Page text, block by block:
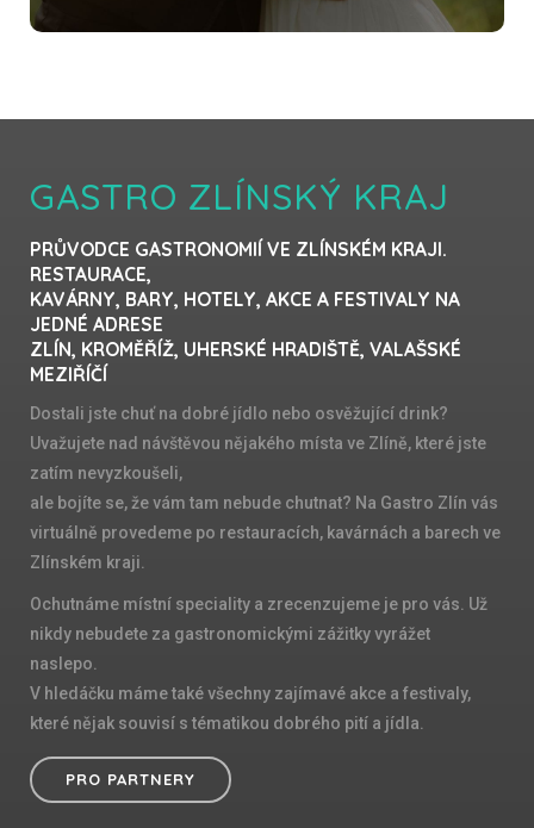
GASTRO ZLÍNSKÝ KRAJ
PRŮVODCE GASTRONOMIÍ VE ZLÍNSKÉM KRAJI.
RESTAURACE,
KAVÁRNY, BARY, HOTELY, AKCE A FESTIVALY NA
JEDNÉ ADRESE
ZLÍN, KROMĚŘÍŽ, UHERSKÉ HRADIŠTĚ, VALAŠSKÉ
MEZIŘÍČÍ
Dostali jste chuť na dobré jídlo nebo osvěžující drink?
Uvažujete nad návštěvou nějakého místa ve Zlíně, které jste
zatím nevyzkoušeli,
ale bojíte se, že vám tam nebude chutnat? Na Gastro Zlín vás
virtuálně provedeme po restauracích, kavárnách a barech ve
Zlínském kraji.
Ochutnáme místní speciality a zrecenzujeme je pro vás. Už
nikdy nebudete za gastronomickými zážitky vyrážet
naslepo.
V hledáčku máme také všechny zajímavé akce a festivaly,
které nějak souvisí s tématikou dobrého pití a jídla.
PRO PARTNERY